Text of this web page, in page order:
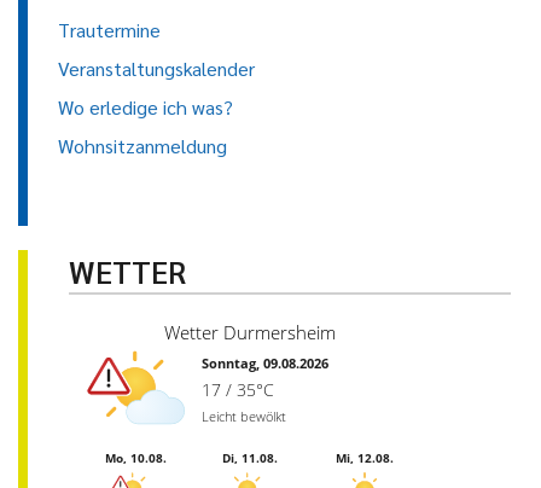
Trautermine
Veranstaltungskalender
Wo erledige ich was?
Wohnsitzanmeldung
WETTER
Wetter Durmersheim
Sonntag, 09.08.2026
17 / 35°C
Leicht bewölkt
Mo, 10.08. Di, 11.08. Mi, 12.08.